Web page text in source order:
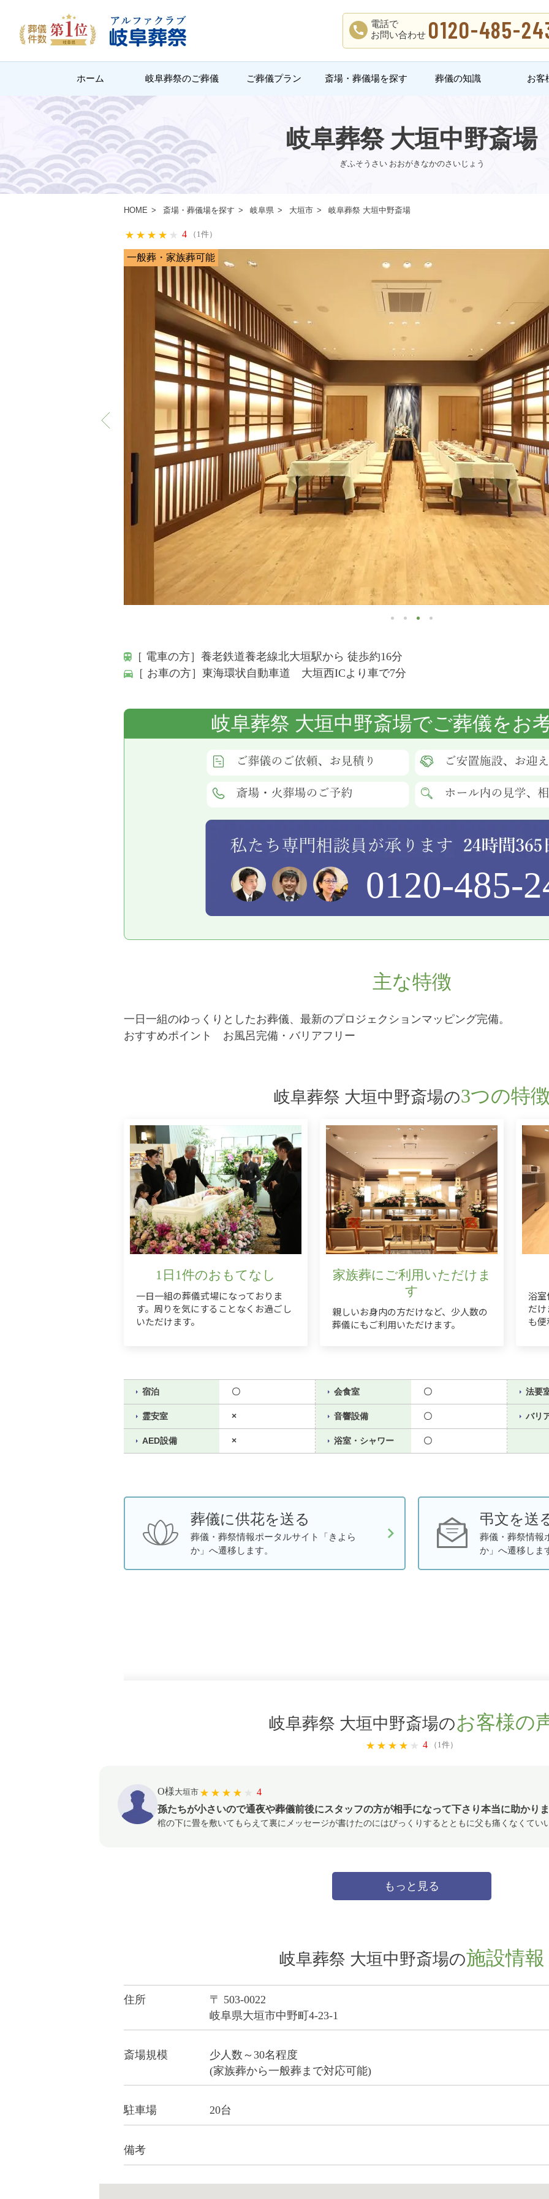
電話で
お問い合わせ 0120-485-
ホーム 岐阜葬祭のご葬儀 ご葬儀プラン 斎場・葬儀場を探す 葬儀の知識 お客
岐阜葬祭 大垣中野斎場
ぎふそうさい おおがきなかのさいじょう
HOME 斎場・葬儀場を探す 岐阜県 大垣市 岐阜葬祭 大垣中野斎場
4 （1件）
一般葬・家族葬可能
［ 電車の方］養老鉄道養老線北大垣駅から 徒歩約16分
［ お車の方］東海環状自動車道 大垣西ICより車で7分
岐阜葬祭 大垣中野斎場でご葬儀をお
0120-485-
主な特徴
一日一組のゆっくりとしたお葬儀、最新のプロジェクションマッピング完備。
おすすめポイント お風呂完備・バリアフリー
岐阜葬祭 大垣中野斎場の3つの特
1日1件のおもてなし
一日一組の葬儀式場になっておりま
す。周りを気にすることなくお過ごし
いただけます。
家族葬にご利用いただけま
す
親しいお身内の方だけなど、少人数の
葬儀にもご利用いただけます。
浴室
だ
も
宿泊 〇 会食室 〇 法要
霊安室 × 音響設備 〇 バリ
AED設備 × 浴室・シャワー 〇
葬儀に供花を送る
葬儀・葬祭情報ポータルサイト「きよら
か」へ遷移します。
弔文を送
葬儀・葬祭情報
か」へ遷移しま
岐阜葬祭 大垣中野斎場のお客様の
4 （1件）
O様大垣市 4
孫たちが小さいので通夜や葬儀前後にスタッフの方が相手になって下さり本当に助かり
棺の下に畳を敷いてもらえて裏にメッセージが書けたのにはびっくりするとともに父も痛くなくてい
もっと見る
岐阜葬祭 大垣中野斎場の施設情報
住所
〒 503-0022
岐阜県大垣市中野町4-23-1
斎場規模
少人数～30名程度
(家族葬から一般葬まで対応可能)
駐車場 20台
備考